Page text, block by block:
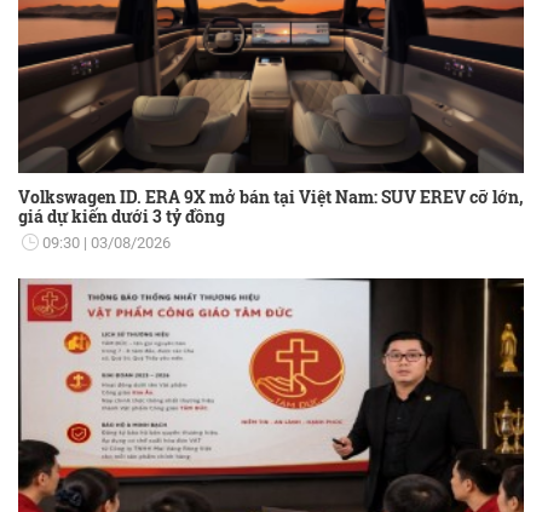
Volkswagen ID. ERA 9X mở bán tại Việt Nam: SUV EREV cỡ lớn,
giá dự kiến dưới 3 tỷ đồng
09:30 03/08/2026